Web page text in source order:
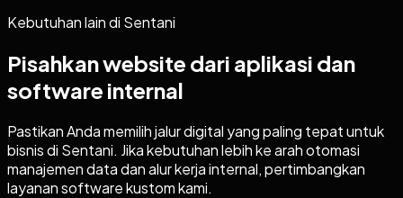
Kebutuhan lain di Sentani
Pisahkan website dari aplikasi dan
software internal
Pastikan Anda memilih jalur digital yang paling tepat untuk
bisnis di Sentani. Jika kebutuhan lebih ke arah otomasi
manajemen data dan alur kerja internal, pertimbangkan
layanan software kustom kami.